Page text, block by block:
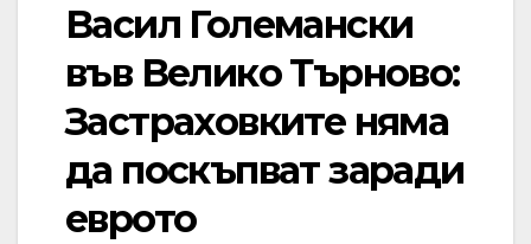
Васил Големански
във Велико Търново:
Застраховките няма
да поскъпват заради
еврото